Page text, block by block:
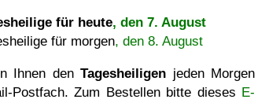
für heute, den 7. August
für morgen, den 8. August
Ihnen denTagesheiligen jeden Morgen
Postfach. Zum Bestellen bitte dieses E-